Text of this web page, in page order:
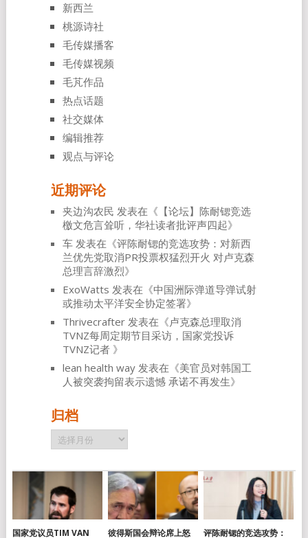
新西兰
桃源诗社
毛传媒播客
毛传媒视频
毛芃作品
热点话题
社交媒体
编辑推荐
观点与评论
近期评论
夹边沟农民 发表在《 【论坛】陈耐锶竞选
檄文危言耸听，华社读者批评声四起》
车发表在《评陈耐锶的竞选攻势：对新西
兰优先党取消PR投票权猛烈开火 对卢克森
总理言辞激烈》
ExoWatts 发表在《中国洲际弹道导弹试射
或推动太平洋安全协定签署》
Thrivecrafter发表在《卢克森总理取消
TVNZ每周定期节目采访，国家党投诉
TVNZ记者 》
lean health way发表在《美官员对韩国工
人被突袭拘留表示遗憾 承诺不再发生》
归档
归
档
国家党议员TIM VAN 彼得斯国会辩论席上怒 评陈耐锶的竞选攻势：